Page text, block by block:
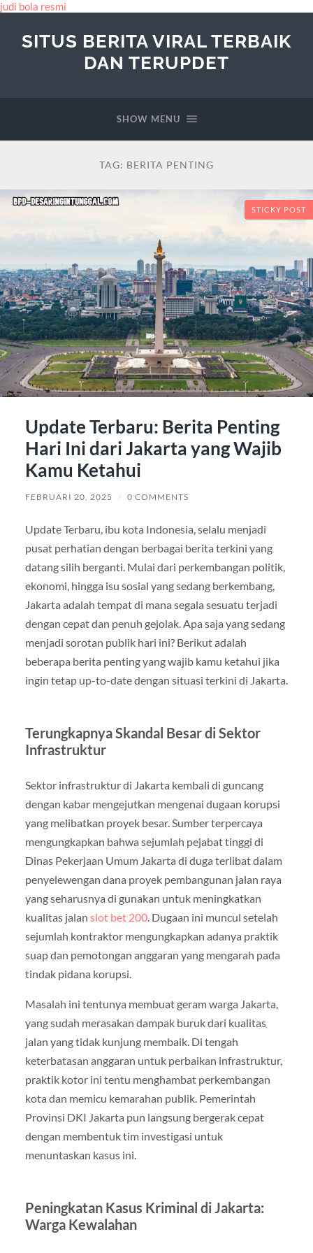
judi bola resmi
SITUS BERITA VIRAL TERBAIK
DAN TERUPDET
SHOW MENU
TAG: BERITA PENTING
STICKY POST
Update Terbaru: Berita Penting
Hari Ini dari Jakarta yang Wajib
Kamu Ketahui
FEBRUARI 20, 2025 / 0 COMMENTS
Update Terbaru, ibu kota Indonesia, selalu menjadi
pusat perhatian dengan berbagai berita terkini yang
datang silih berganti. Mulai dari perkembangan politik,
ekonomi, hingga isu sosial yang sedang berkembang,
Jakarta adalah tempat di mana segala sesuatu terjadi
dengan cepat dan penuh gejolak. Apa saja yang sedang
menjadi sorotan publik hari ini? Berikut adalah
beberapa berita penting yang wajib kamu ketahui jika
ingin tetap up-to-date dengan situasi terkini di Jakarta.
Terungkapnya Skandal Besar di Sektor
Infrastruktur
Sektor infrastruktur di Jakarta kembali di guncang
dengan kabar mengejutkan mengenai dugaan korupsi
yang melibatkan proyek besar. Sumber terpercaya
mengungkapkan bahwa sejumlah pejabat tinggi di
Dinas Pekerjaan Umum Jakarta di duga terlibat dalam
penyelewengan dana proyek pembangunan jalan raya
yang seharusnya di gunakan untuk meningkatkan
kualitas jalan slot bet 200. Dugaan ini muncul setelah
sejumlah kontraktor mengungkapkan adanya praktik
suap dan pemotongan anggaran yang mengarah pada
tindak pidana korupsi.
Masalah ini tentunya membuat geram warga Jakarta,
yang sudah merasakan dampak buruk dari kualitas
jalan yang tidak kunjung membaik. Di tengah
keterbatasan anggaran untuk perbaikan infrastruktur,
praktik kotor ini tentu menghambat perkembangan
kota dan memicu kemarahan publik. Pemerintah
Provinsi DKI Jakarta pun langsung bergerak cepat
dengan membentuk tim investigasi untuk
menuntaskan kasus ini.
Peningkatan Kasus Kriminal di Jakarta:
Warga Kewalahan